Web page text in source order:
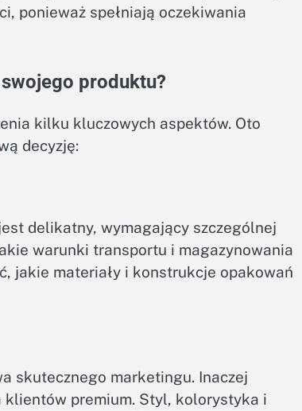
ponieważ spełniają oczekiwania
produktu?
kilku kluczowych aspektów. Oto
decyzję:
delikatny, wymagający szczególnej
warunki transportu i magazynowania
jakie materiały i konstrukcje opakowań
skutecznego marketingu. Inaczej
klientów premium. Styl, kolorystyka i